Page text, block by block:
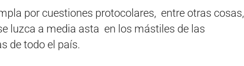
por cuestiones protocolares, entre otras cosas,
luzca a media asta en los mástiles de las
de todo el país.